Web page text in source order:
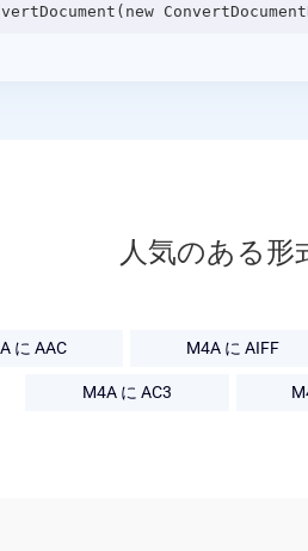
人気のある形
に AAC M4A に AIFF
M4A に AC3